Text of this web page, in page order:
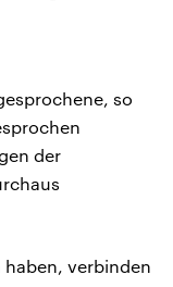
so
der
haben, verbinden